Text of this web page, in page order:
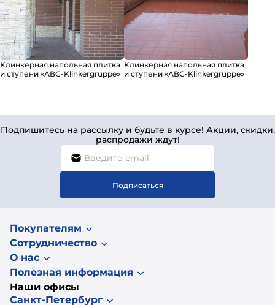
Клинкерная напольная плитка
и ступени «АВС-Klinkergruppe»
Клинкерная напольная плитка
и ступени «АВС-Klinkergruppe»
Подпишитесь на рассылку и будьте в курсе! Акции, скидки,
распродажи ждут!
Подписаться
Покупателям
Сотрудничество
О нас
Полезная информация
Наши офисы
Санкт-Петербург